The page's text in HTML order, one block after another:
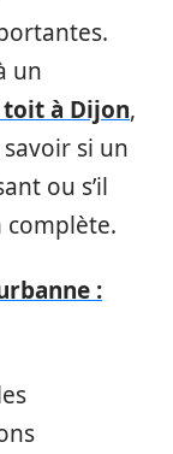
un
à Dijon,
si un
ou s’il
: